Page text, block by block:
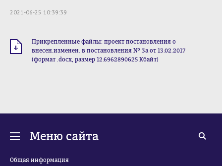
2021-06-25 10:39:39
Прикрепленные файлы: проект постановления о
внесен.изменен. в постановления № 3а от 13.02.2017
(формат .docx, размер 12.6962890625 Кбайт)
Меню сайта
Общая информация